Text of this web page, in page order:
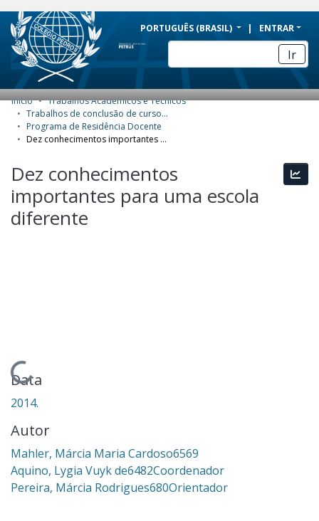
BRAZIL
Simplifique!
Comunica BR
Participe
Acesso à informação
Legislação
PORTUGUÊS (BRASIL) ENTRAR
Ir
COMUNIDADES E COLEÇÕES
NAVEGAR
ESTATÍSTICAS
SOBRE
Início
Trabalhos Acadêmicos e Técnicos
Trabalhos de conclusão de curso de Especialização
Programa de Residência Docente
Dez conhecimentos importantes para uma escola diferente
Dez conhecimentos
importantes para uma escola
diferente
Carregando...
Data
2014.
Autor
Mahler, Márcia Maria Cardoso6569
Aquino, Lygia Vuyk de6482Coordenador
Pereira, Márcia Rodrigues680Orientador